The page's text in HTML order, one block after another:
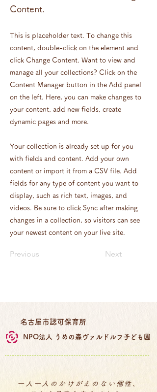
Content.
This is placeholder text. To change this
content, double-click on the element and
click Change Content. Want to view and
manage all your collections? Click on the
Content Manager button in the Add panel
on the left. Here, you can make changes to
your content, add new fields, create
dynamic pages and more.
Your collection is already set up for you
with fields and content. Add your own
content or import it from a CSV file. Add
fields for any type of content you want to
display, such as rich text, images, and
videos. Be sure to click Sync after making
changes in a collection, so visitors can see
your newest content on your live site.
Previous Next
名古屋市認可保育所
NPO法人 うめの森 ​ヴァルドルフ子ども園
一人一人のかけがえのない個性、